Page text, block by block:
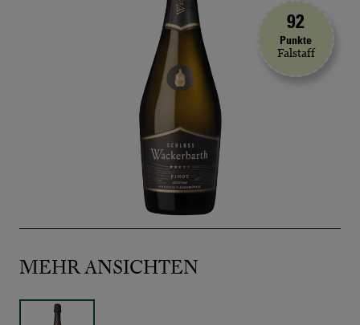
MEHR ANSICHTEN
92
Punkte
Falstaff